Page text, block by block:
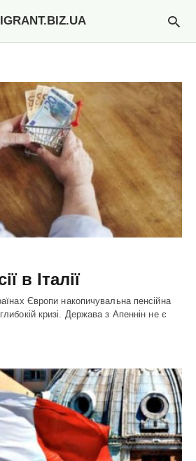
в Італії
Європи накопичувальна пенсійна
кризі. Держава з Апеннін не є